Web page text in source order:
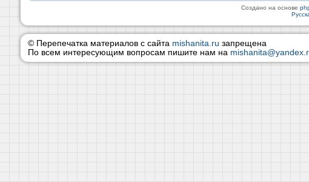
Создано на основе
© Перепечатка материалов с сайта mishanita.ru запрещена
По всем интересующим вопросам пишите нам на